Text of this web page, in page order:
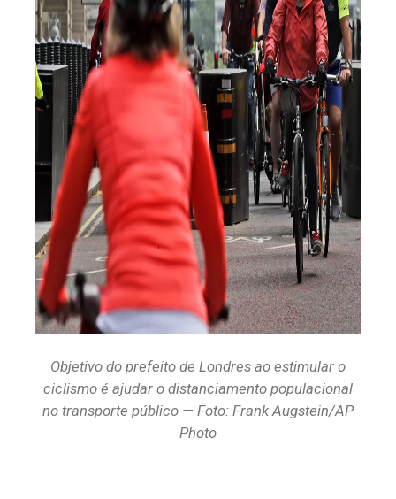
Objetivo do prefeito de Londres ao estimular o
ciclismo é ajudar o distanciamento populacional
no transporte público — Foto: Frank Augstein/AP
Photo